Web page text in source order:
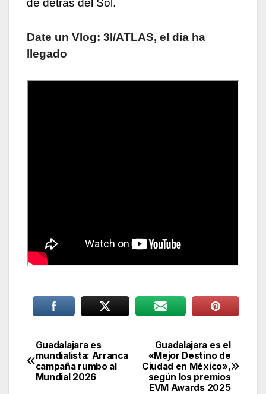
de detrás del Sol.
Date un Vlog: 3I/ATLAS, el día ha
llegado
Navegación
de
Guadalajara es el
«Mejor Destino de
Ciudad en México»,
según los premios
EVM Awards 2025
Guadalajara es
mundialista: Arranca
campaña rumbo al
Mundial 2026